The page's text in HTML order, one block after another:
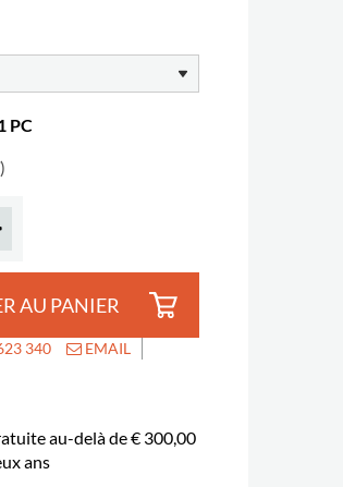
PC
AU PANIER
340
EMAIL
au-delà de € 300,00
ans